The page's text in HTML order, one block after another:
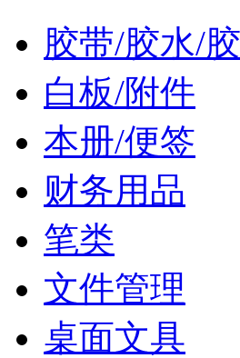
胶带/胶水/
白板/附件
本册/便签
财务用品
笔类
文件管理
桌面文具